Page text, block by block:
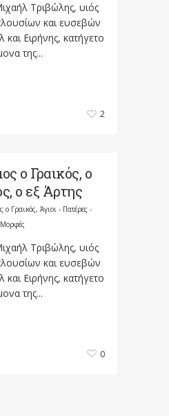
Τριβώλης, υιός
και ευσεβών
Ειρήνης, κατήγετο
της...
2
ο Γραικός, ο
ο εξ Άρτης
ο Γραικός, Άγιοι - Πατέρες -
Τριβώλης, υιός
και ευσεβών
Ειρήνης, κατήγετο
της...
0